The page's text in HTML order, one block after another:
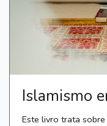
Islamismo
Este livro trata